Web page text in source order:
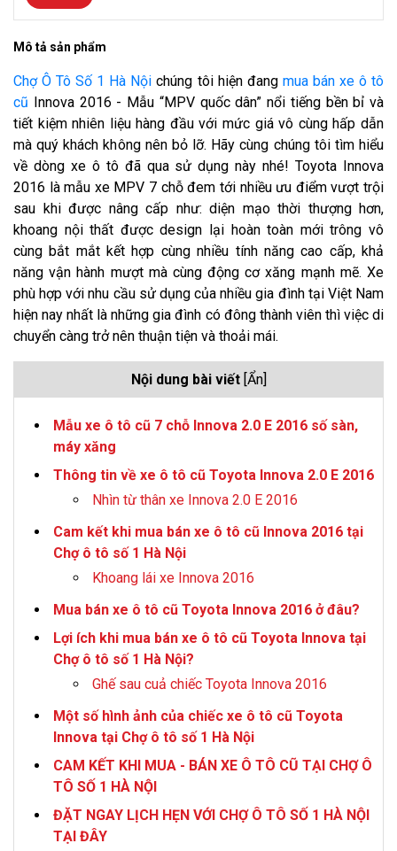
Mô tả sản phẩm
Chợ Ô Tô Số 1 Hà Nội chúng tôi hiện đang mua bán xe ô tô
cũ Innova 2016 - Mẫu “MPV quốc dân” nổi tiếng bền bỉ và
tiết kiệm nhiên liệu hàng đầu với mức giá vô cùng hấp dẫn
mà quý khách không nên bỏ lỡ. Hãy cùng chúng tôi tìm hiểu
về dòng xe ô tô đã qua sử dụng này nhé! Toyota Innova
2016 là mẫu xe MPV 7 chỗ đem tới nhiều ưu điểm vượt trội
sau khi được nâng cấp như: diện mạo thời thượng hơn,
khoang nội thất được design lại hoàn toàn mới trông vô
cùng bắt mắt kết hợp cùng nhiều tính năng cao cấp, khả
năng vận hành mượt mà cùng động cơ xăng mạnh mẽ. Xe
phù hợp với nhu cầu sử dụng của nhiều gia đình tại Việt Nam
hiện nay nhất là những gia đình có đông thành viên thì việc di
chuyển càng trở nên thuận tiện và thoải mái.
Nội dung bài viết [Ẩn]
Mẫu xe ô tô cũ 7 chỗ Innova 2.0 E 2016 số sàn,
máy xăng
Thông tin về xe ô tô cũ Toyota Innova 2.0 E 2016
Nhìn từ thân xe Innova 2.0 E 2016
Cam kết khi mua bán xe ô tô cũ Innova 2016 tại
Chợ ô tô số 1 Hà Nội
Khoang lái xe Innova 2016
Mua bán xe ô tô cũ Toyota Innova 2016 ở đâu?
Lợi ích khi mua bán xe ô tô cũ Toyota Innova tại
Chợ ô tô số 1 Hà Nội?
Ghế sau cuả chiếc Toyota Innova 2016
Một số hình ảnh của chiếc xe ô tô cũ Toyota
Innova tại Chợ ô tô số 1 Hà Nội
CAM KẾT KHI MUA - BÁN XE Ô TÔ CŨ TẠI CHỢ Ô
TÔ SỐ 1 HÀ NỘI
ĐẶT NGAY LỊCH HẸN VỚI CHỢ Ô TÔ SỐ 1 HÀ NỘI
TẠI ĐÂY